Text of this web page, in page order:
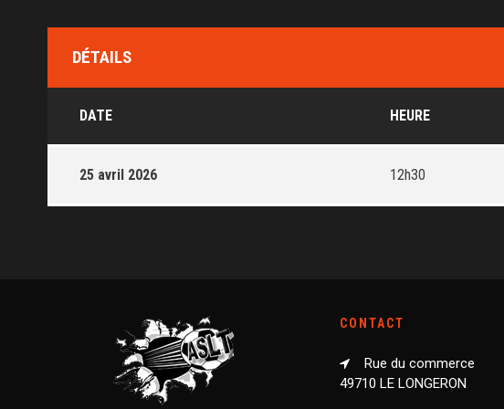
DÉTAILS
DATE HEURE
25 avril 2026 12h30
CONTACT
Rue du commerce
49710 LE LONGERON